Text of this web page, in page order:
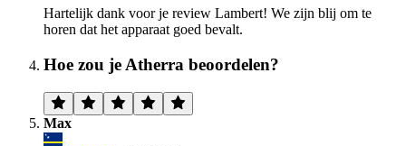
Hartelijk dank voor je review Lambert! We zijn blij om te
horen dat het apparaat goed bevalt.
Hoe zou je Atherra beoordelen?
Max